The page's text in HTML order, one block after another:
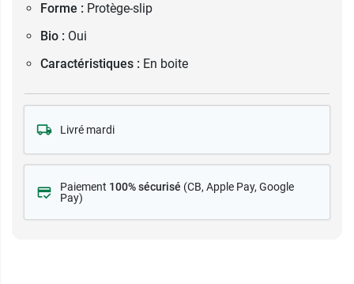
Forme : Protège-slip
Bio : Oui
Caractéristiques : En boite
Livré mardi
Paiement 100% sécurisé (CB, Apple Pay, Google
Pay)